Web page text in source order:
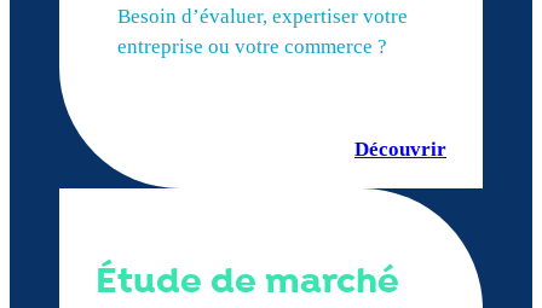
Besoin d’évaluer, expertiser votre
entreprise ou votre commerce ?
Découvrir
Étude de marché